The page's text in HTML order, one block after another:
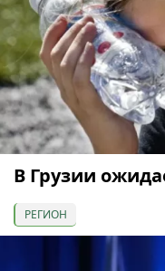
В Грузии
РЕГИОН